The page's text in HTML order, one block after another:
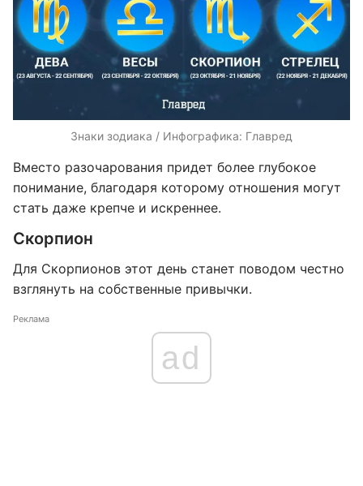
Знаки зодиака / Инфографика: Главред
Вместо разочарования придет более глубокое
понимание, благодаря которому отношения могут
стать даже крепче и искреннее.
Скорпион
Для Скорпионов этот день станет поводом честно
взглянуть на собственные привычки.
Реклама
ad